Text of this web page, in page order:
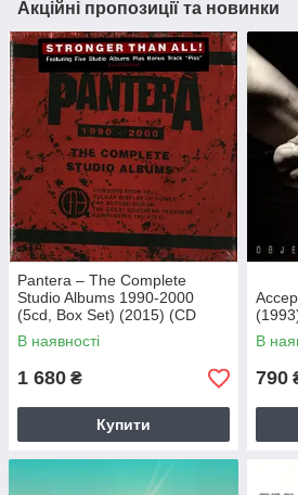
Акційні пропозиції та новинки
Pantera – The Complete
Studio Albums 1990-2000
(5cd, Box Set) (2015) (CD
Audio) (Import)
В наявності
1 680 ₴
Купити
В
790